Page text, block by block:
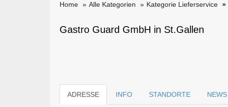
Home Alle Kategorien Kategorie Lieferservice
Gastro Guard GmbH in St.Gallen
ADRESSE INFO STANDORTE NEWS